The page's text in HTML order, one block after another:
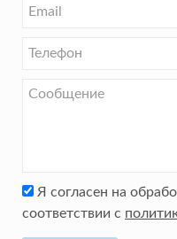
Я согласен на
соответствии с